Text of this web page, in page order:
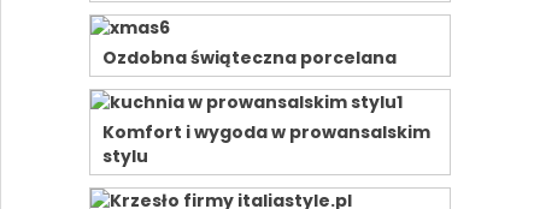
Ozdobna świąteczna porcelana
Komfort i wygoda w prowansalskim
stylu